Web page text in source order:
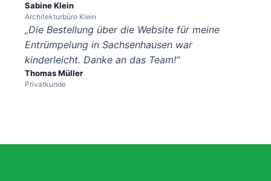
Sabine Klein
Architekturbüro Klein
„Die Bestellung über die Website für meine
Entrümpelung in Sachsenhausen war
kinderleicht. Danke an das Team!“
Thomas Müller
Privatkunde